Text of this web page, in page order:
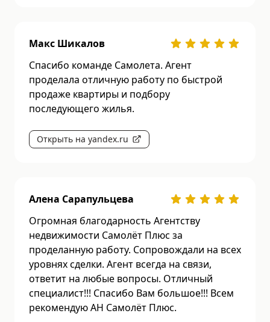
Макс Шикалов
Спасибо команде Самолета. Агент
проделала отличную работу по быстрой
продаже квартиры и подбору
последующего жилья.
Открыть на yandex.ru
Алена Сарапульцева
Огромная благодарность Агентству
недвижимости Самолёт Плюс за
проделанную работу. Сопровождали на всех
уровнях сделки. Агент всегда на связи,
ответит на любые вопросы. Отличный
специалист!!! Спасибо Вам большое!!! Всем
рекомендую АН Самолёт Плюс.